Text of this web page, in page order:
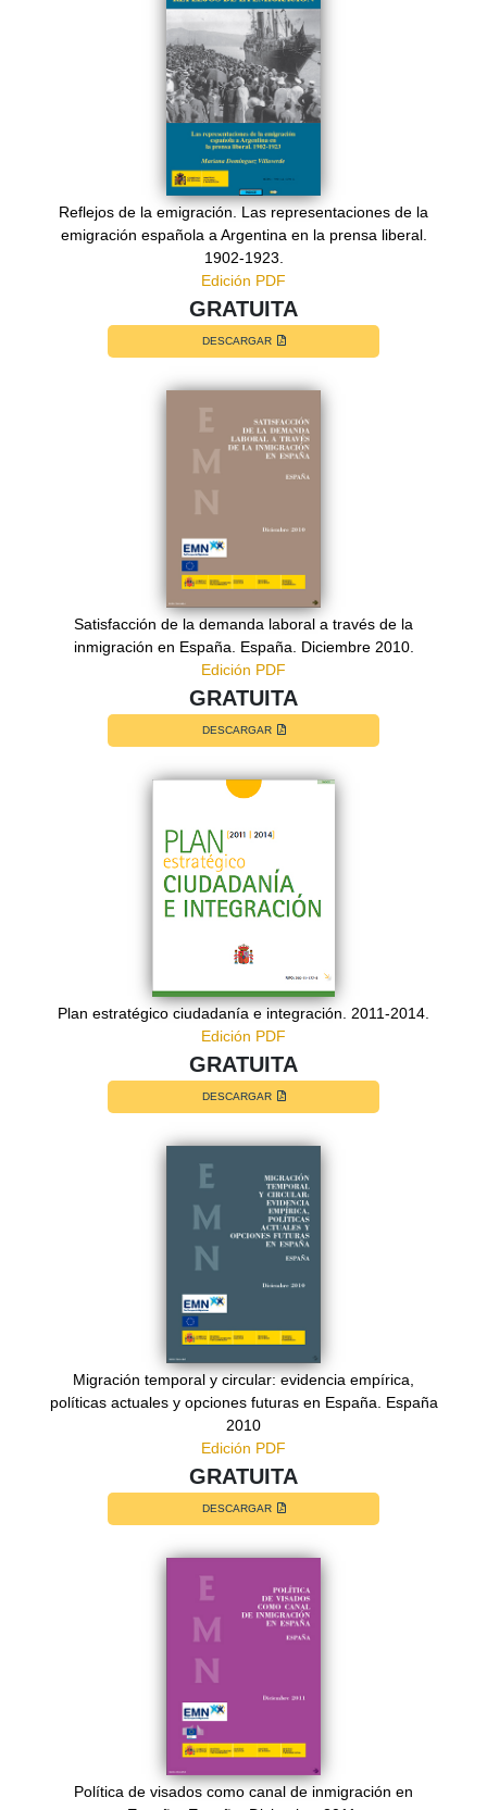
Reflejos de la emigración. Las representaciones de la
emigración española a Argentina en la prensa liberal.
1902-1923.
Edición PDF
GRATUITA
DESCARGAR
Satisfacción de la demanda laboral a través de la
inmigración en España. España. Diciembre 2010.
Edición PDF
GRATUITA
DESCARGAR
Plan estratégico ciudadanía e integración. 2011-2014.
Edición PDF
GRATUITA
DESCARGAR
Migración temporal y circular: evidencia empírica,
políticas actuales y opciones futuras en España. España
2010
Edición PDF
GRATUITA
DESCARGAR
Política de visados como canal de inmigración en